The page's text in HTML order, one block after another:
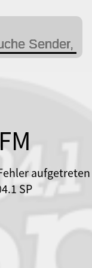
aufgetreten
SP